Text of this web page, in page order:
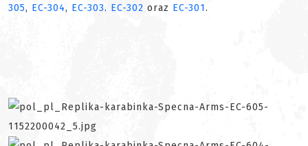
305, EC-304, EC-303. EC-302 oraz EC-301.